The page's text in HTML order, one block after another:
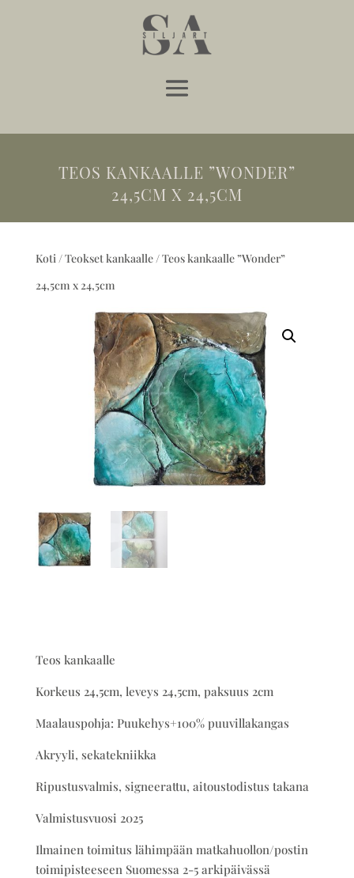
TEOS KANKAALLE ”WONDER”
24,5CM X 24,5CM
Koti/Teokset kankaalle/ Teos kankaalle ”Wonder”
24,5cm x 24,5cm
Teos kankaalle
Korkeus 24,5cm, leveys 24,5cm, paksuus 2cm
Maalauspohja: Puukehys+100% puuvillakangas
Akryyli, sekatekniikka
Ripustusvalmis, signeerattu, aitoustodistus takana
Valmistusvuosi 2025
Ilmainen toimitus lähimpään matkahuollon/postin
toimipisteeseen Suomessa 2-5 arkipäivässä